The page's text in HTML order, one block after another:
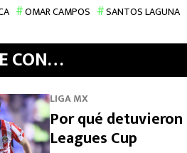
OMAR CAMPOS SANTOS LAGUNA
CON…
LIGA MX
Por qué
Leagues Cup